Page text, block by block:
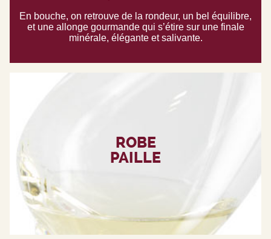
En bouche, on retrouve de la rondeur, un bel équilibre,
et une allonge gourmande qui s’étire sur une finale
minérale, élégante et salivante.
ROBE
PAILLE